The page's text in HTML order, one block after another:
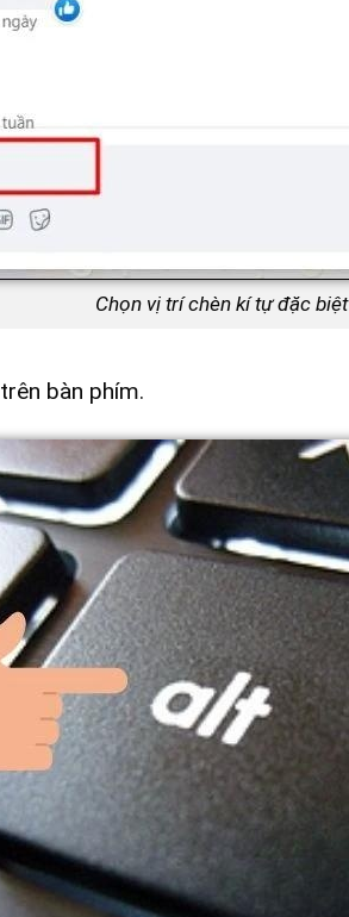
Chọn vị trí chèn kí tự đặc biệt
trên bàn phím.